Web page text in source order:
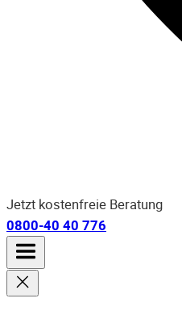
Jetzt kostenfreie Beratung
0800-40 40 776